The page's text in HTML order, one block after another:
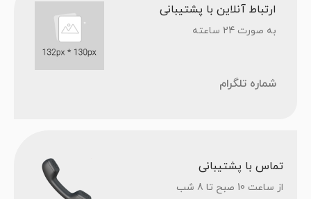
ارتباط آنلاین با پشتیبانی
به صورت 24 ساعته
شماره تلگرام
تماس با پشتیبانی
از ساعت 10 صبح تا 8 شب